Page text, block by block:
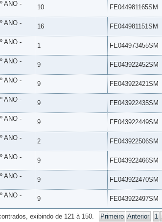
ANO -
10 FE044981165SM
ANO -
16 FE044981151SM
ANO -
1 FE044973455SM
ANO -
9 FE043922452SM
ANO -
9 FE043922421SM
ANO -
9 FE043922435SM
ANO -
9 FE043922449SM
ANO -
2 FE043922506SM
ANO -
9 FE043922466SM
ANO -
9 FE043922470SM
ANO -
9 FE043922497SM
exibindo de 121 à 150. Primeiro Anterior 1